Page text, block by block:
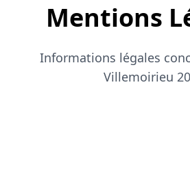
Mentions
Informations légales
Villemoirieu